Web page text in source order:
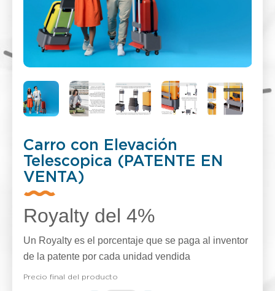
Carro con Elevación
Telescopica (PATENTE EN
VENTA)
Royalty del 4%
Un Royalty es el porcentaje que se paga al inventor
de la patente por cada unidad vendida
Precio final del producto